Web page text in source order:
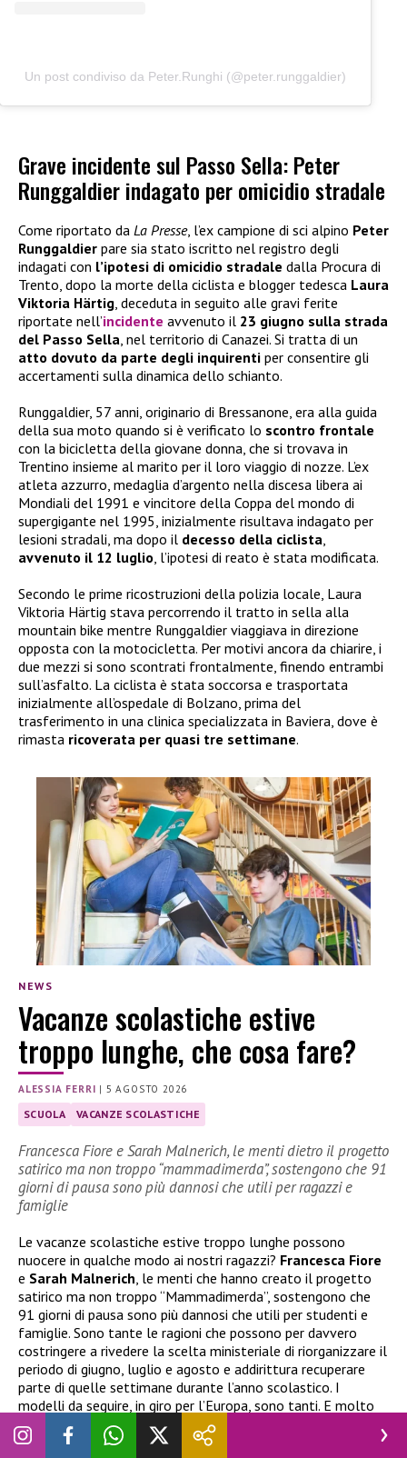
Un post condiviso da Peter.Runghi (@peter.runggaldier)
Grave incidente sul Passo Sella: Peter
Runggaldier indagato per omicidio stradale
Come riportato da La Presse, l’ex campione di sci alpino Peter
Runggaldier pare sia stato iscritto nel registro degli
indagati con l’ipotesi di omicidio stradale dalla Procura di
Trento, dopo la morte della ciclista e blogger tedesca Laura
Viktoria Härtig , deceduta in seguito alle gravi ferite
riportate nell’incidente avvenuto il 23 giugno sulla strada
del Passo Sella , nel territorio di Canazei. Si tratta di un
atto dovuto da parte degli inquirenti per consentire gli
accertamenti sulla dinamica dello schianto.
Runggaldier, 57 anni, originario di Bressanone, era alla guida
della sua moto quando si è verificato lo scontro frontale
con la bicicletta della giovane donna, che si trovava in
Trentino insieme al marito per il loro viaggio di nozze. L’ex
atleta azzurro, medaglia d’argento nella discesa libera ai
Mondiali del 1991 e vincitore della Coppa del mondo di
supergigante nel 1995, inizialmente risultava indagato per
lesioni stradali, ma dopo il decesso della ciclista
avvenuto il 12 luglio , l’ipotesi di reato è stata modificata.
Secondo le prime ricostruzioni della polizia locale, Laura
Viktoria Härtig stava percorrendo il tratto in sella alla
mountain bike mentre Runggaldier viaggiava in direzione
opposta con la motocicletta. Per motivi ancora da chiarire, i
due mezzi si sono scontrati frontalmente, finendo entrambi
sull’asfalto. La ciclista è stata soccorsa e trasportata
inizialmente all’ospedale di Bolzano, prima del
trasferimento in una clinica specializzata in Baviera, dove è
rimasta ricoverata per quasi tre settimane.
NEWS
Vacanze scolastiche estive
troppo lunghe, che cosa fare?
ALESSIA FERRI | 5 AGOSTO 2026
SCUOLA VACANZE SCOLASTICHE
Francesca Fiore e Sarah Malnerich, le menti dietro il progetto
satirico ma non troppo “mammadimerda”, sostengono che 91
giorni di pausa sono più dannosi che utili per ragazzi e
famiglie
Le vacanze scolastiche estive troppo lunghe possono
nuocere in qualche modo ai nostri ragazzi? Francesca Fiore
e Sarah Malnerich , le menti che hanno creato il progetto
satirico ma non troppo “Mammadimerda”, sostengono che
91 giorni di pausa sono più dannosi che utili per studenti e
famiglie. Sono tante le ragioni che possono per davvero
costringere a rivedere la scelta ministeriale di riorganizzare il
periodo di giugno, luglio e agosto e addirittura recuperare
parte di quelle settimane durante l’anno scolastico. I
modelli da seguire, in giro per l’Europa, sono tanti. E molto
vicini a noi…